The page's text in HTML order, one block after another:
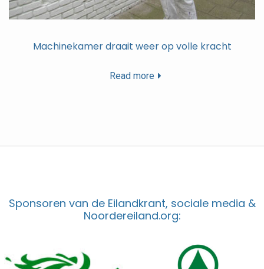
Machinekamer draait weer op volle kracht
Read more
Sponsoren van de Eilandkrant, sociale media &
Noordereiland.org: